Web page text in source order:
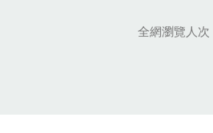
全網瀏覽人次